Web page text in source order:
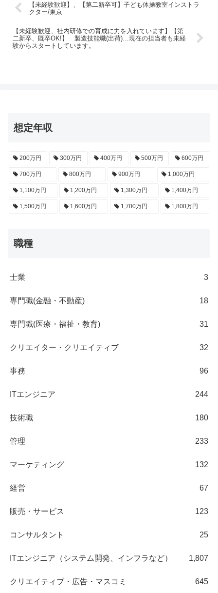
【未経験歓迎】、【第二新卒可】子ども体操教室インストラ
クター/東京
【未経験歓迎、社内研修での育成に力を入れています】【第
二新卒、既卒OK!】 製造技能職(出荷)…現在の担当者も未経
験からスタートしています。
想定年収
200万円 300万円 400万円 500万円 600万円
700万円 800万円 900万円 1,000万円
1,100万円 1,200万円 1,300万円 1,400万円
1,500万円 1,600万円 1,700万円 1,800万円
職種
士業 3
専門職(金融・不動産) 18
専門職(医療・福祉・教育) 31
クリエイター・クリエイティブ 32
事務 96
ITエンジニア 244
技術職 180
管理 233
マーケティング 132
経営 67
販売・サービス 123
コンサルタント 25
ITエンジニア（システム開発、インフラなど） 1,807
クリエイティブ・広告・マスコミ 645